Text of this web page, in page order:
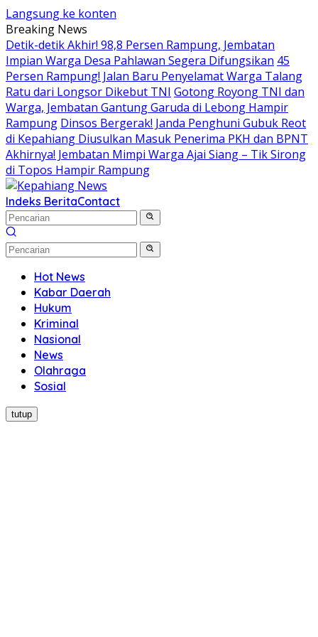
Langsung ke konten
Breaking News
Detik-detik Akhir! 98,8 Persen Rampung, Jembatan
Impian Warga Desa Pahlawan Segera Difungsikan 45
Persen Rampung! Jalan Baru Penyelamat Warga Talang
Ratu dari Longsor Dikebut TNI Gotong Royong TNI dan
Warga, Jembatan Gantung Garuda di Lebong Hampir
Rampung Dinsos Bergerak! Janda Penghuni Gubuk Reot
di Kepahiang Diusulkan Masuk Penerima PKH dan BPNT
Akhirnya! Jembatan Mimpi Warga Ajai Siang – Tik Sirong
di Topos Hampir Rampung
Indeks BeritaContact
Hot News
Kabar Daerah
Hukum
Kriminal
Nasional
News
Olahraga
Sosial
tutup